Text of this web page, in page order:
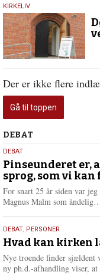
5.
december
2019
KIRKELIV
Der er ikke flere
Gå til toppen
Debat
DEBAT
5.
august
2026
DEBAT
Pinseunderet er,
sprog, som vi kan
For snart 25 år siden var
Magnus Malm som
25.
juli
2026
DEBAT, PERSONER
Hvad kan kirken
Nye troende finder sjældent
ny ph.d.-afhandling viser,